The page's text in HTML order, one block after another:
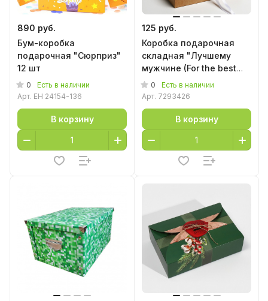
890 руб.
Бум-коробка
подарочная "Сюрприз"
12 шт
0
Есть в наличии
Арт. EH 24154-136
В корзину
125 руб.
Коробка подарочная
складная "Лучшему
мужчине (For the best
men)", 31*24*8 см
0
Есть в наличии
Арт. 7293426
В корзину